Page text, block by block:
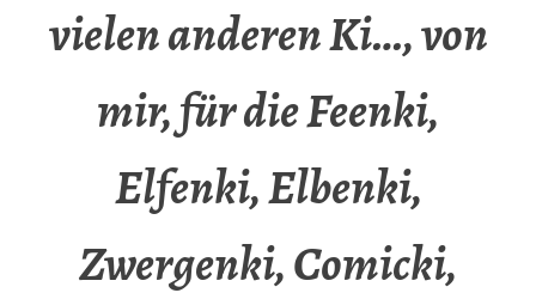
vielen anderen Ki…, von
mir, für die Feenki,
Elfenki, Elbenki,
Zwergenki, Comicki,